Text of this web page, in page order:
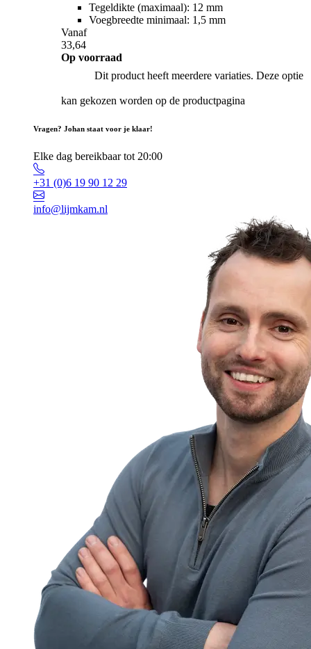
Tegeldikte (maximaal): 12 mm
Voegbreedte minimaal: 1,5 mm
Vanaf
33,64
Op voorraad
Dit product heeft meerdere variaties. Deze optie
kan gekozen worden op de productpagina
Vragen? Johan staat voor je klaar!
Elke dag bereikbaar tot 20:00
+31 (0)6 19 90 12 29
info@lijmkam.nl